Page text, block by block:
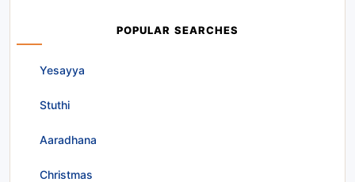
POPULAR SEARCHES
Yesayya
Stuthi
Aaradhana
Christmas